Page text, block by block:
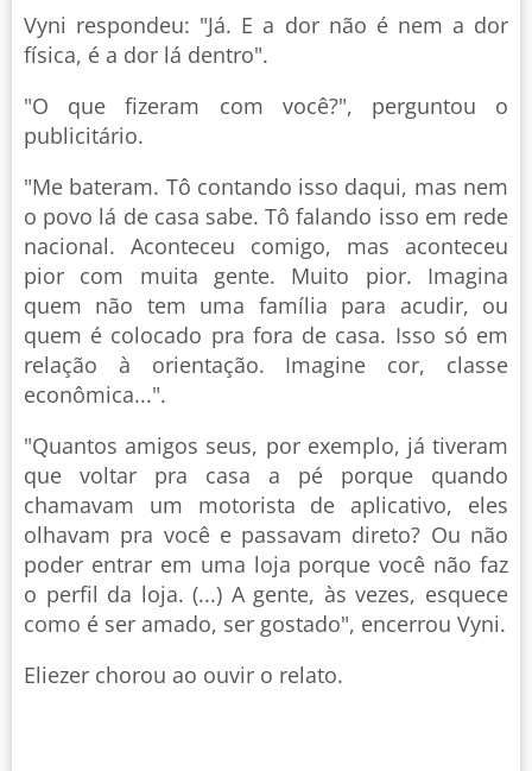
Vyni respondeu: "Já. E a dor não é nem a dor
física, é a dor lá dentro".
"O que fizeram com você?", perguntou o
publicitário.
"Me bateram. Tô contando isso daqui, mas nem
o povo lá de casa sabe. Tô falando isso em rede
nacional. Aconteceu comigo, mas aconteceu
pior com muita gente. Muito pior. Imagina
quem não tem uma família para acudir, ou
quem é colocado pra fora de casa. Isso só em
relação à orientação. Imagine cor, classe
econômica...".
"Quantos amigos seus, por exemplo, já tiveram
que voltar pra casa a pé porque quando
chamavam um motorista de aplicativo, eles
olhavam pra você e passavam direto? Ou não
poder entrar em uma loja porque você não faz
o perfil da loja. (...) A gente, às vezes, esquece
como é ser amado, ser gostado", encerrou Vyni.
Eliezer chorou ao ouvir o relato.